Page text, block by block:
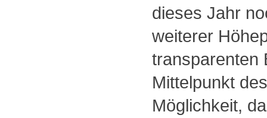
dieses Jahr
weiterer
transparenten
Mittelpunkt
Möglichkeit,